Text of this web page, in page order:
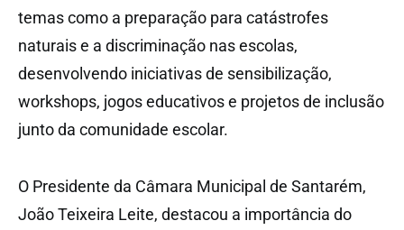
temas como a preparação para catástrofes
naturais e a discriminação nas escolas,
desenvolvendo iniciativas de sensibilização,
workshops, jogos educativos e projetos de inclusão
junto da comunidade escolar.
O Presidente da Câmara Municipal de Santarém,
João Teixeira Leite, destacou a importância do